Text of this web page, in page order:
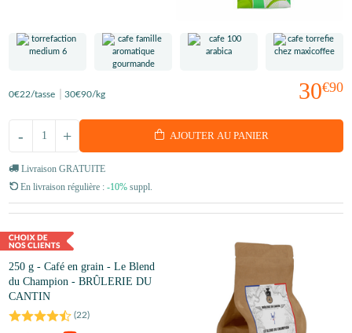
30€90
0€22/tasse 30€90/kg
+
- AJOUTER AU PANIER
Livraison GRATUITE
En livraison régulière : -10% suppl.
250 g - Café en grain - Le Blend
du Champion - BRÛLERIE DU
CANTIN
(22)